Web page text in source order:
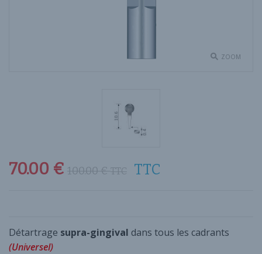
ZOOM
100.00€ TTC
70.00 € TTC
Détartrage supra-gingival dans tous les cadrants
(Universel)